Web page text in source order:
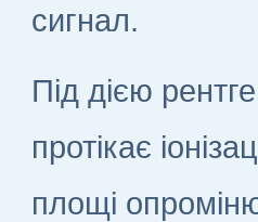
сигнал.
Під дією
протікає
площі